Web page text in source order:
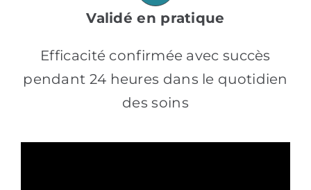
Validé en pratique
Efficacité confirmée avec succès
pendant 24 heures dans le quotidien
des soins